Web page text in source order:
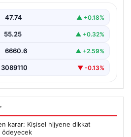
47.74 ▲ +0.18%
55.25 ▲ +0.32%
6660.6 ▲ +2.59%
3089110 ▼ -0.13%
karar: Kişisel hijyene dikkat
ödeyecek